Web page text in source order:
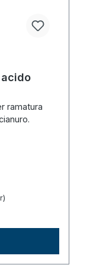
ramatura